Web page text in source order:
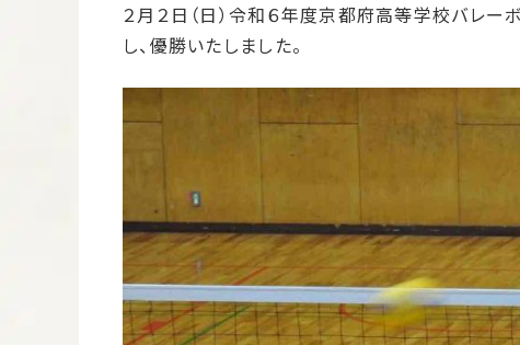
２月２日（日）令和６年度京都府高等学校バレ
し、優勝いたしました。